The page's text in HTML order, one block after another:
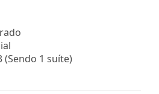
(Sendo 1 suíte)